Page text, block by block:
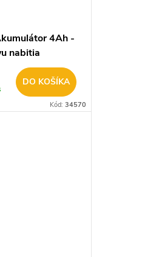
4Ah -
nabitia
DO KOŠÍKA
Kód: 34570